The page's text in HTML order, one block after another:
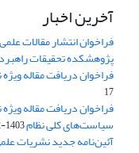
آخرین اخبار
فراخوان انتشار مقالات
پژوهشکده تحقیقات
فراخوان دریافت مقاله
17
فراخوان دریافت مقاله
سیاست‌های کلی نظام1403-02-23
آئین‌نامه جدید نشریات